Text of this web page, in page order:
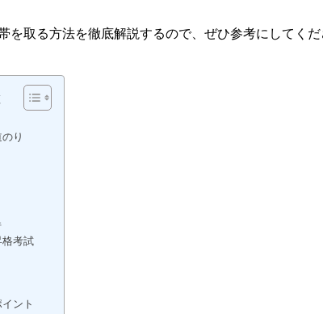
を取る方法を徹底解説するので、ぜひ参考にしてくだ
り
考試
ント